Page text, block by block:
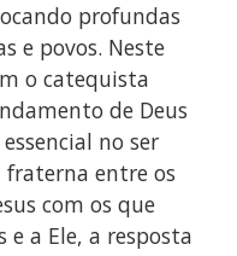
profundas
e povos. Neste
o catequista
de Deus
no ser
fraterna entre os
com os que
a Ele, a resposta